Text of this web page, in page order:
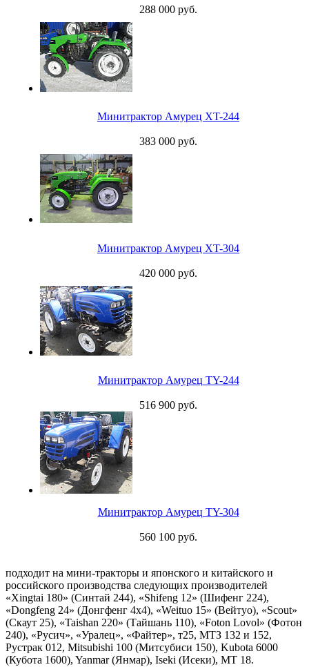
288 000 руб.
Минитрактор Амурец XT-244
383 000 руб.
Минитрактор Амурец XT-304
420 000 руб.
Минитрактор Амурец TY-244
516 900 руб.
Минитрактор Амурец TY-304
560 100 руб.
подходит на мини-тракторы и японского и китайского и
российского производства следующих производителей
«Xingtai 180» (Синтай 244), «Shifeng 12» (Шифенг 224),
«Dongfeng 24» (Донгфенг 4х4), «Weituo 15» (Вейтуо), «Scout»
(Скаут 25), «Taishan 220» (Тайшань 110), «Foton Lovol» (Фотон
240), «Русич», «Уралец», «Файтер», т25, МТЗ 132 и 152,
Рустрак 012, Mitsubishi 100 (Митсубиси 150), Kubota 6000
(Кубота 1600), Yanmar (Янмар), Iseki (Исеки), МТ 18.